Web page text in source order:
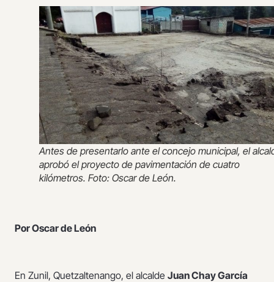
Antes de presentarlo ante el concejo municipal, el
aprobó el proyecto de pavimentación de cuatro
kilómetros. Foto: Oscar de León.
Por Oscar de León
En Zunil, Quetzaltenango, el alcalde Juan Chay García